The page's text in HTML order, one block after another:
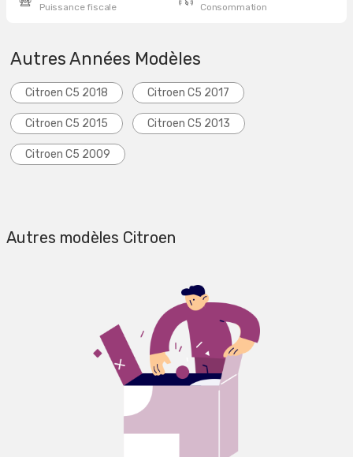
Puissance fiscale Consommation
Autres Années Modèles
Citroen C5 2018 Citroen C5 2017
Citroen C5 2015 Citroen C5 2013
Citroen C5 2009
Autres modèles Citroen